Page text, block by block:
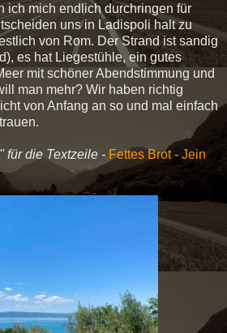
ich mich endlich durchringen für
uns in Ladispoli halt zu
von Rom. Der Strand ist sandig
es hat Liegestühle, ein gutes
mit schöner Abendstimmung und
man mehr? Wir haben richtig
von Anfang an so und mal einfach
für die Textzeile - Fettes Brot - Jein